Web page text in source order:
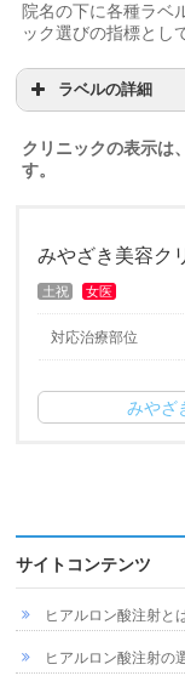
院名の下に各種ラベ
ック選びの指標とし
ラベルの詳細
クリニックの表示は
す。
みやざき美容ク
土祝 女医
対応治療部位
みやざ
サイトコンテンツ
ヒアルロン酸注射と
ヒアルロン酸注射の